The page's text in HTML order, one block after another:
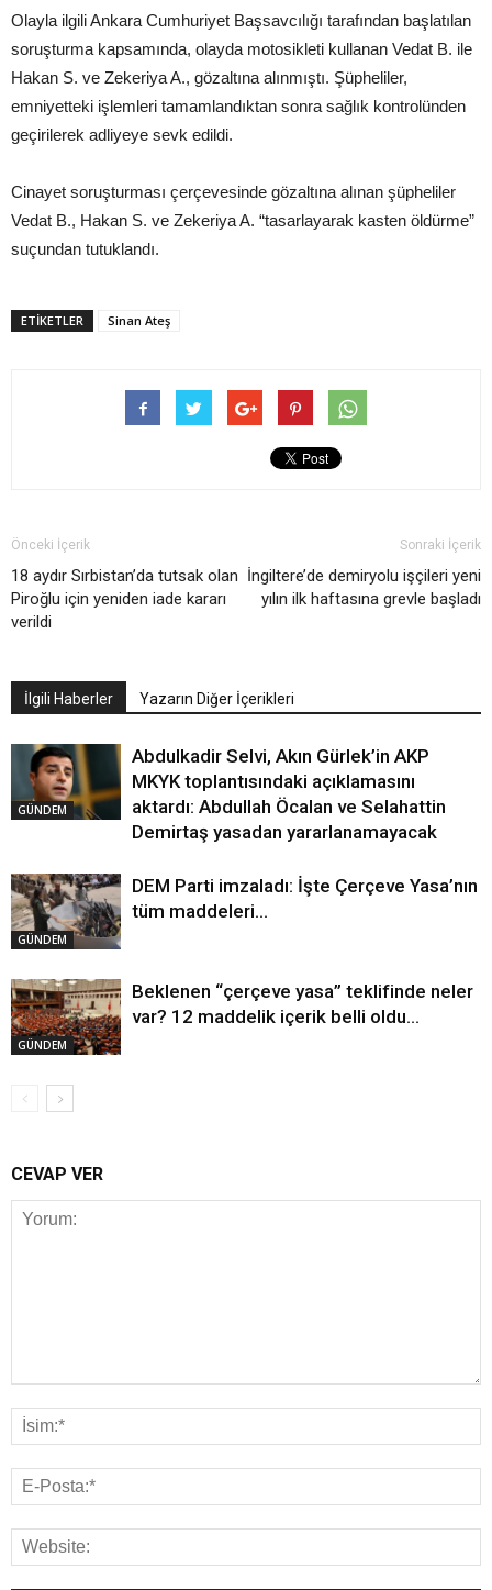
Olayla ilgili Ankara Cumhuriyet Başsavcılığı tarafından başlatılan
soruşturma kapsamında, olayda motosikleti kullanan Vedat B. ile
Hakan S. ve Zekeriya A., gözaltına alınmıştı. Şüpheliler,
emniyetteki işlemleri tamamlandıktan sonra sağlık kontrolünden
geçirilerek adliyeye sevk edildi.
Cinayet soruşturması çerçevesinde gözaltına alınan şüpheliler
Vedat B., Hakan S. ve Zekeriya A. “tasarlayarak kasten öldürme”
suçundan tutuklandı.
ETIKETLER Sinan Ateş
Önceki İçerik
18 aydır Sırbistan’da tutsak olan
Piroğlu için yeniden iade kararı
verildi
Sonraki İçerik
İngiltere’de demiryolu işçileri yeni
yılın ilk haftasına grevle başladı
İlgili Haberler Yazarın Diğer İçerikleri
GÜNDEM
Abdulkadir Selvi, Akın Gürlek’in AKP
MKYK toplantısındaki açıklamasını
aktardı: Abdullah Öcalan ve Selahattin
Demirtaş yasadan yararlanamayacak
GÜNDEM
DEM Parti imzaladı: İşte Çerçeve Yasa’nın
tüm maddeleri…
GÜNDEM
Beklenen “çerçeve yasa” teklifinde neler
var? 12 maddelik içerik belli oldu…
CEVAP VER